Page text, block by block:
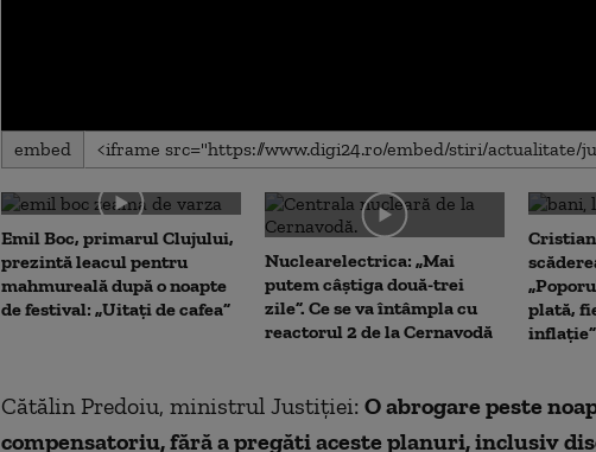
0
seconds
0
secondsVolume
90%
embed
Emil Boc, primarul Clujului,
prezintă leacul pentru
mahmureală după o noapte
de festival: „Uitați de cafea”
Nuclearelectrica: „Mai
putem câștiga două-trei
zile”. Ce se va întâmpla cu
reactorul 2 de la Cernavodă
plată,
inflație”
Cătălin Predoiu, ministrul Justiției: O abrogare peste
compensatoriu, fără a pregăti aceste planuri, inclusiv